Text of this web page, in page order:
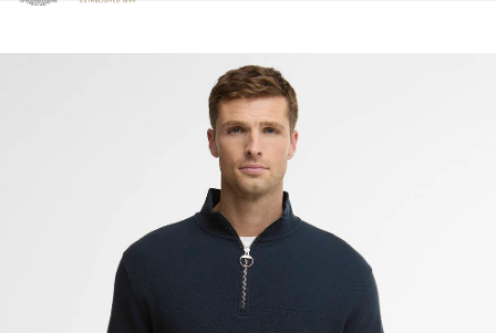
Clicca per visualizzare la nostra Dichiarazione di Accessibilità